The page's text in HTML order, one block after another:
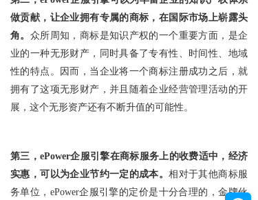
做贡献，让企业拥有专属的商标，在国际市场上崭露头
角。 众所周知，商标是知识产权的一个重要方面，是企
业的一种无形财产，同时具备了专有性、时间性、地域
性的特点。因而，当企业将一个商标注册成功之后，就
拥有了这项无形财产，并且随着企业经营管理活动的开
展，这个无形资产还有不断升值的可能性。
第三，ePower企服引擎在商标服务上的收费适中，经济
实惠，可以为企业节约一定的成本。相对于其他商标服
务单位，ePower企服引擎的定价是十分合理的，金牌伙